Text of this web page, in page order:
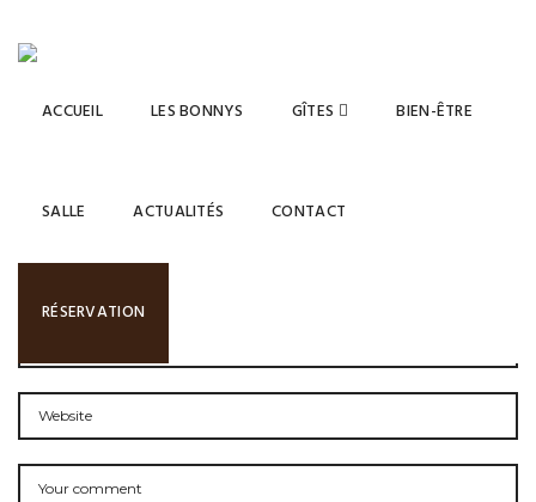
ACCUEIL LES BONNYS GÎTES BIEN-ÊTRE
SALLE ACTUALITÉS CONTACT
RÉSERVATION
LEAVE A COMMENT